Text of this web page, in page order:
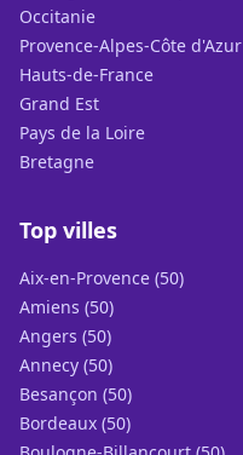
Occitanie
Provence-Alpes-Côte d'Azur
Hauts-de-France
Grand Est
Pays de la Loire
Bretagne
Top villes
Aix-en-Provence (50)
Amiens (50)
Angers (50)
Annecy (50)
Besançon (50)
Bordeaux (50)